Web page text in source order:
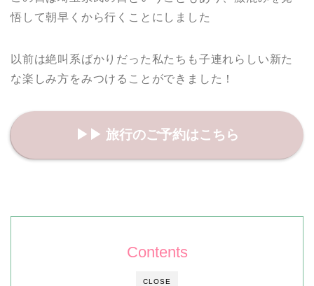
悟して朝早くから行くことにしました
以前は絶叫系ばかりだった私たちも子連れらしい新た
な楽しみ方をみつけることができました！
▶︎▶︎ 旅行のご予約はこちら
CLOSE
Contents